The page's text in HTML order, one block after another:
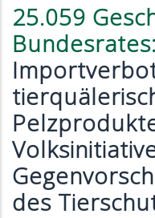
25.059
Bundesrates:
des